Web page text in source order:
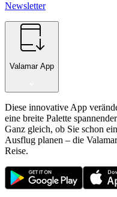
Newsletter
Valamar App
Diese innovative App
eine breite Palette
Ganz gleich, ob Sie schon
Ausflug planen – die
Reise.